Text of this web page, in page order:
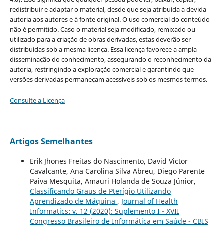
redistribuir e adaptar o material, desde que seja atribuída a devida
autoria aos autores e à fonte original. O uso comercial do conteúdo
não é permitido. Caso o material seja modificado, remixado ou
utilizado para a criação de obras derivadas, estas deverão ser
distribuídas sob a mesma licença. Essa licença favorece a ampla
disseminação do conhecimento, assegurando o reconhecimento da
autoria, restringindo a exploração comercial e garantindo que
versões derivadas permaneçam acessíveis sob os mesmos termos.
Consulte a Licença
Artigos Semelhantes
Erik Jhones Freitas do Nascimento, David Victor
Cavalcante, Ana Carolina Silva Abreu, Diego Parente
Paiva Mesquita, Amauri Holanda de Souza Júnior,
Classificando Graus de Pterígio Utilizando
Aprendizado de Máquina , Journal of Health
Informatics: v. 12 (2020): Suplemento I - XVII
Congresso Brasileiro de Informática em Saúde - CBIS